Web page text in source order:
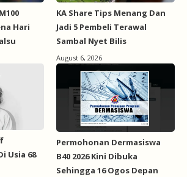
Hari
KA Share Tips Menang Dan
Jadi 5 Pembeli Terawal
Sambal Nyet Bilis
August 6, 2026
Usia 68
Permohonan Dermasiswa
B40 2026 Kini Dibuka
Sehingga 16 Ogos Depan